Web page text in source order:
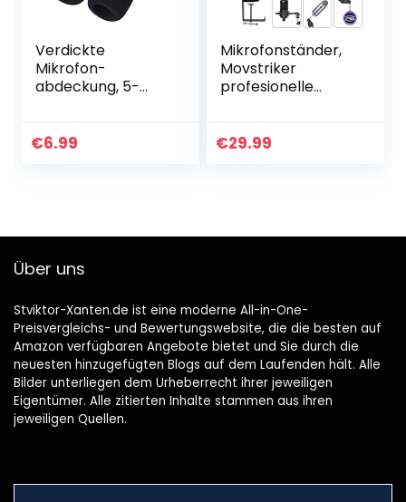
Verdickte
Mikrofon-
abdeckung, 5-
abdeckung,
Winddicht…
€6.99
Mikrofonständer,
Movstriker
profesionelle
einstellbare
€29.99
Über uns
Stviktor-Xanten.de ist eine moderne All-in-One-
Preisvergleichs- und Bewertungswebsite, die die besten auf
Amazon verfügbaren Angebote bietet und Sie durch die
neuesten hinzugefügten Blogs auf dem Laufenden hält. Alle
Bilder unterliegen dem Urheberrecht ihrer jeweiligen
Eigentümer. Alle zitierten Inhalte stammen aus ihren
jeweiligen Quellen.